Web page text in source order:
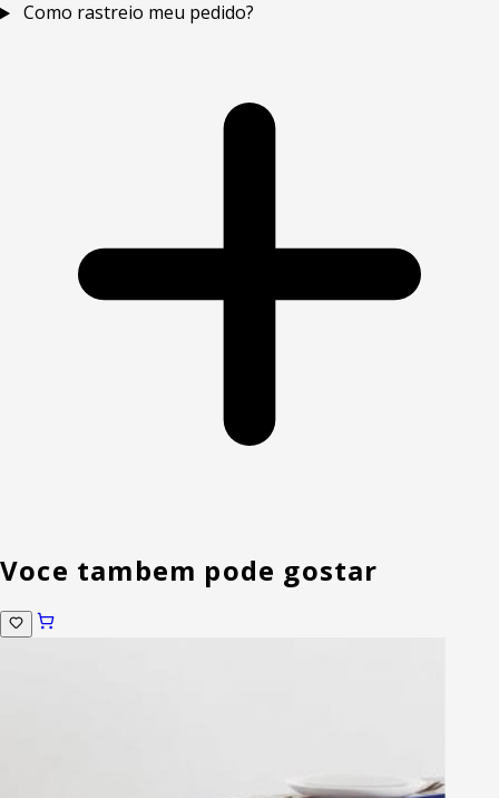
Como rastreio meu pedido?
Voce tambem pode gostar